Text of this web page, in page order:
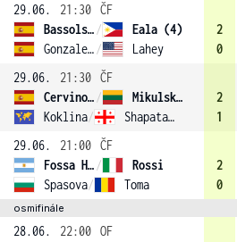
29.06.
21:30 ČF
Bassols Ribera /
Eala (4)
Gonzalez Encinas / Lahey
2
0
29.06.
21:30 ČF
Cervino Ruiz /
Mikulskyte (2)
Koklina/ Shapatava
2
1
29.06.
21:00 ČF
Fossa Huergo /
Rossi
Spasova/ Toma
2
0
osmifinále
28.06. 22:00 OF